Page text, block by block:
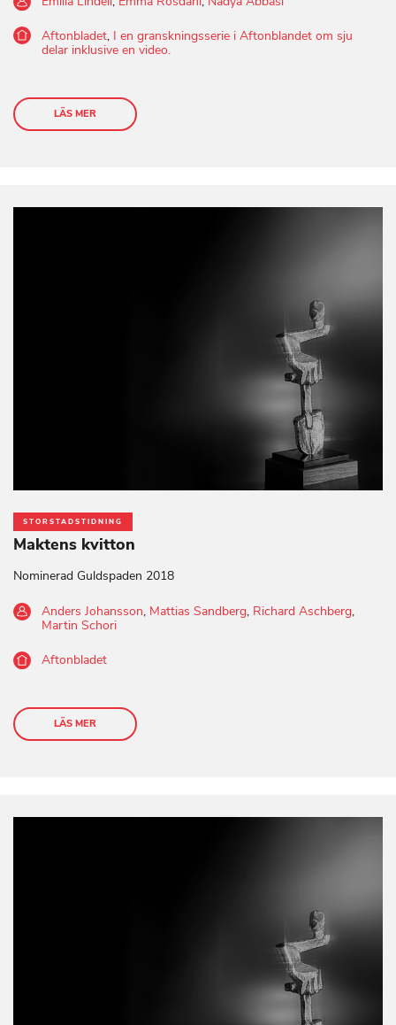
Aftonbladet, I en granskningsserie i Aftonblandet om sju
delar inklusive en video.
LÄS MER
STORSTADSTIDNING
Maktens kvitton
Nominerad Guldspaden 2018
Anders Johansson, Mattias Sandberg, Richard Aschberg,
Martin Schori
Aftonbladet
LÄS MER